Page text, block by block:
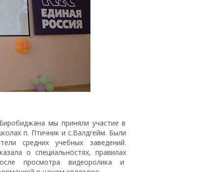
мы приняли участие в
п. Птичник и с.Валдгейм. Были
средних учебных заведений.
о специальностях, правилах
просмотра видеоролика и